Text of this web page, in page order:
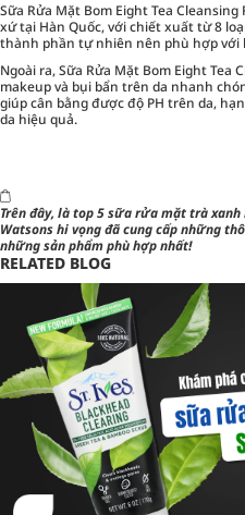
Sữa Rửa Mặt Bom Eight Tea
xứ tại Hàn Quốc, với chiết xuất từ 8
thành phần tự nhiên nên phù hợp với
Ngoài ra, Sữa Rửa Mặt Bom Eight Tea
makeup và bụi bẩn trên da nhanh
giúp cân bằng được độ PH trên da,
da hiệu quả.
Trên đây, làtop 5 sữa rửa mặt trà xanh
Watsons hi vọng đã cung cấp những
những sản phẩm phù hợp nhất!
RELATED BLOG